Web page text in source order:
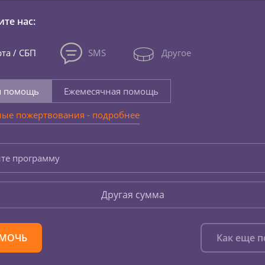
нас:
/ СБП SMS Другое
помощь
Ежемесячная помощь
пожертвования - подробнее
программу
Другая сумма
Как еще